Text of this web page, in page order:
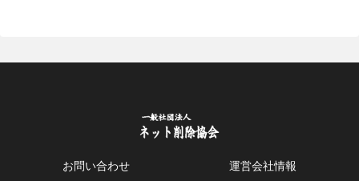
お問い合わせ
運営会社情報